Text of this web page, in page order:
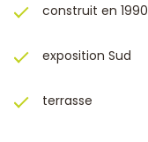
construit en 1990
exposition Sud
terrasse